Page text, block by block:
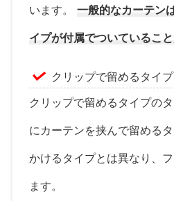
います。 一般的なカーテン
イプが付属でついているこ
クリップで留めるタイプ
クリップで留めるタイプの
にカーテンを挟んで留める
かけるタイプとは異なり、
ます。